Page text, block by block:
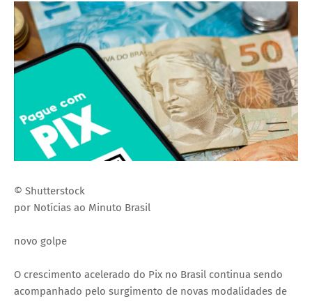
© Shutterstock
por Notícias ao Minuto Brasil
novo golpe
O crescimento acelerado do Pix no Brasil continua sendo
acompanhado pelo surgimento de novas modalidades de